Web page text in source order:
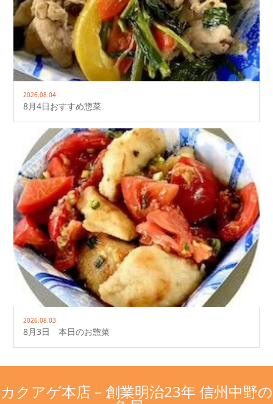
2026.08.04
8月4日おすすめ惣菜
2026.08.03
8月3日 本日のお惣菜
カクアゲ本店－創業明治23年 信州中野の